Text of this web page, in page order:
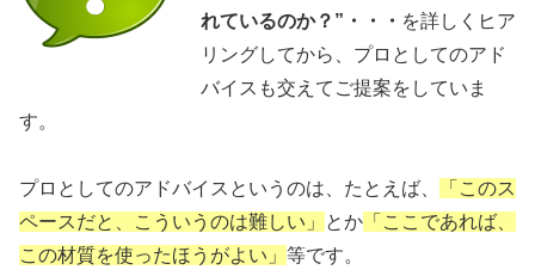
れているのか？”・・・ を詳しくヒア
リングしてから、プロとしてのアド
バイスも交えてご提案をしていま
す。
プロとしてのアドバイスというのは、たとえば、
「このス
ペースだと、こういうのは難しい」
とか 「ここであれば、
この材質を使ったほうがよい」 等です。